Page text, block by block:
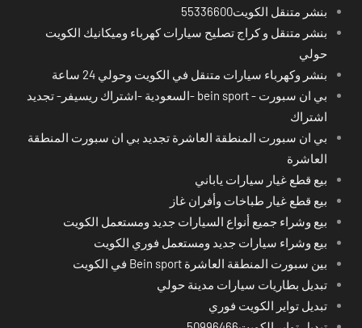
بنشر متنقل الكويت55336600
بنشر متنقل و كراج تصليح سيارات كهرباء وميكانيك الكويت
حولي
بنشر وكهرباء سيارات متنقل في الكويت وحولي 24 ساعة
بي ان سبورت - bein sport -السعودية -اشتراك ريسيفر- تجديد
اشتراك
بي ان سبورت المنطقة العاشرة تجديد بي ان سبورت المنطقة
العاشرة
بيع قطع غيار سيارات ياباني
بيع قطع غيار طباخات وأفران غاز
بيع وشراء جميع أنواع السيارات جديد ومستعمل الكويت
بيع وشراء سيارات جديد ومستعمل فوري الكويت
بين سبورت المنطقة العاشرة Bein sport في الكويت
تبديل بطاريات سيارات مدينة حولي
تبديل تواير الكويت فوري